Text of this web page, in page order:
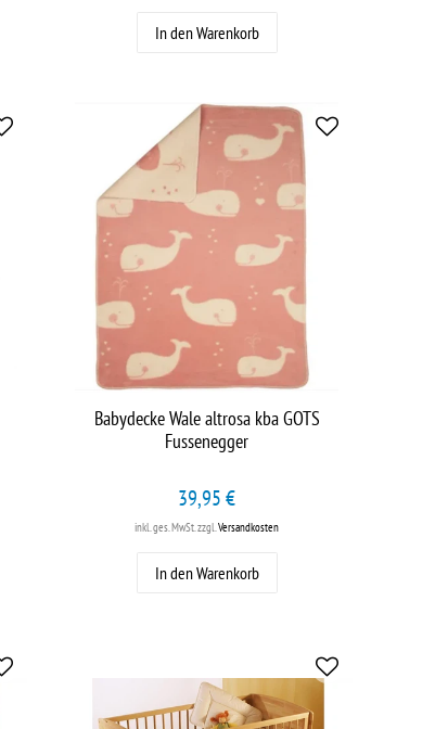
In den Warenkorb
Babydecke Wale altrosa kba GOTS
Fussenegger
39,95 €
inkl. ges. MwSt.zzgl.Versandkosten
In den Warenkorb